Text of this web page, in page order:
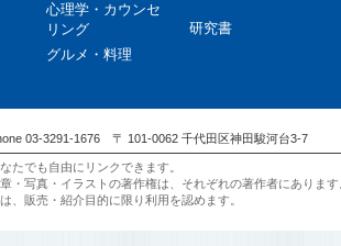
心理学・カウンセ
リング
グルメ・料理
研究書
03-3291-1676 〒 101-0062 千代田区神田駿河台3-7
たでも自由にリンクできます。
・写真・イラストの著作権は、それぞれの著作者にありま
、販売・紹介目的に限り利用を認めます。